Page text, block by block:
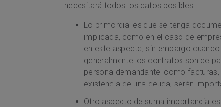
necesitará todos los datos posibles:
Lo primordial es que se tenga
implicada, como en el caso de
en este aspecto; sin embargo
generalmente los contratos son de
persona demandante, como
existencia de una deuda, serán
Otro aspecto de suma importancia